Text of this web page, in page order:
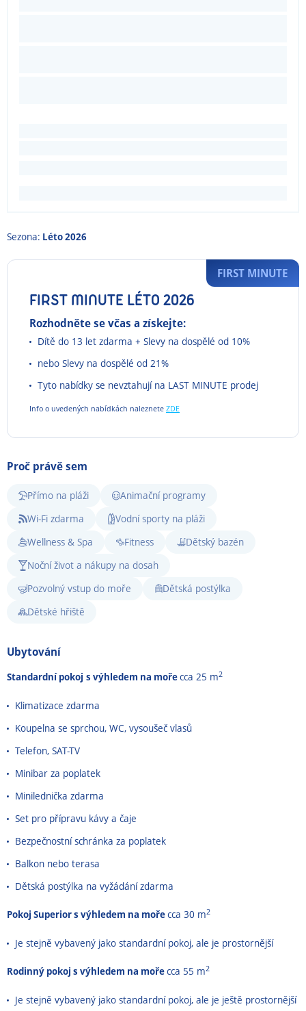
Sezona: Léto 2026
FIRST MINUTE LÉTO 2026
Rozhodněte se včas a získejte:
Dítě do 13 let zdarma + Slevy na dospělé od 10%
nebo Slevy na dospělé od 21%
Tyto nabídky se nevztahují na LAST MINUTE prodej
Info o uvedených nabídkách naleznete ZDE
FIRST MINUTE
Proč právě sem
Přímo na pláži
Animační programy
Wi-Fi zdarma
Vodní sporty na pláži
Wellness & Spa
Fitness
Dětský bazén
Noční život a nákupy na dosah
Pozvolný vstup do moře
Dětská postýlka
Dětské hřiště
Ubytování
Standardní pokoj s výhledem na mořecca 25 m2
Klimatizace zdarma
Koupelna se sprchou, WC, vysoušeč vlasů
Telefon, SAT-TV
Minibar za poplatek
Minilednička zdarma
Set pro přípravu kávy a čaje
Bezpečnostní schránka za poplatek
Balkon nebo terasa
Dětská postýlka na vyžádání zdarma
Pokoj Superior s výhledem na mořecca 30 m2
Je stejně vybavený jako standardní pokoj, ale je prostornější
Rodinný pokoj s výhledem na mořecca 55 m2
Je stejně vybavený jako standardní pokoj, ale je ještě prostornější